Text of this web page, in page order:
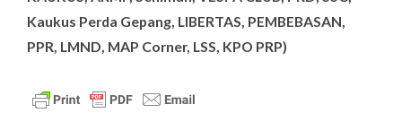
Kaukus Perda Gepang, LIBERTAS, PEMBEBASAN,
PPR, LMND, MAP Corner, LSS, KPO PRP)